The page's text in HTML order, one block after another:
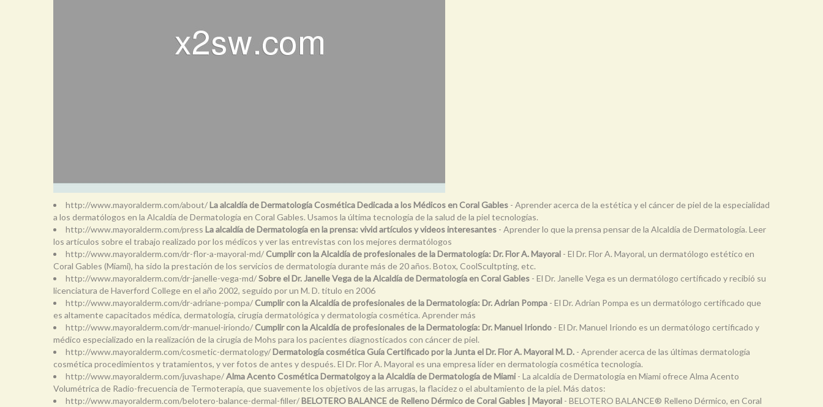
http://www.mayoralderm.com/about/La alcaldía de Dermatología Cosmética Dedicada a los Médicos en Coral Gables - Aprender acerca de la estética y el cáncer de piel de la especialidad
a los dermatólogos en la Alcaldía de Dermatología en Coral Gables. Usamos la última tecnología de la salud de la piel tecnologías.
http://www.mayoralderm.com/press La alcaldía de Dermatología en la prensa: vivid artículos y videos interesantes - Aprender lo que la prensa pensar de la Alcaldía de Dermatología. Leer
los artículos sobre el trabajo realizado por los médicos y ver las entrevistas con los mejores dermatólogos
http://www.mayoralderm.com/dr-flor-a-mayoral-md/Cumplir con la Alcaldía de profesionales de la Dermatología: Dr. Flor A. Mayoral - El Dr. Flor A. Mayoral, un dermatólogo estético en
Coral Gables (Miami), ha sido la prestación de los servicios de dermatología durante más de 20 años. Botox, CoolScultpting, etc.
http://www.mayoralderm.com/dr-janelle-vega-md/Sobre el Dr. Janelle Vega de la Alcaldía de Dermatología en Coral Gables - El Dr. Janelle Vega es un dermatólogo certificado y recibió su
licenciatura de Haverford College en el año 2002, seguido por un M. D. título en 2006
http://www.mayoralderm.com/dr-adriane-pompa/Cumplir con la Alcaldía de profesionales de la Dermatología: Dr. Adrian Pompa - El Dr. Adrian Pompa es un dermatólogo certificado que
es altamente capacitados médica, dermatología, cirugía dermatológica y dermatología cosmética. Aprender más
http://www.mayoralderm.com/dr-manuel-iriondo/Cumplir con la Alcaldía de profesionales de la Dermatología: Dr. Manuel Iriondo - El Dr. Manuel Iriondo es un dermatólogo certificado y
médico especializado en la realización de la cirugía de Mohs para los pacientes diagnosticados con cáncer de piel.
http://www.mayoralderm.com/cosmetic-dermatology/Dermatología cosmética Guía Certificado por la Junta el Dr. Flor A. Mayoral M. D. - Aprender acerca de las últimas dermatología
cosmética procedimientos y tratamientos, y ver fotos de antes y después. El Dr. Flor A. Mayoral es una empresa líder en dermatología cosmética tecnología.
http://www.mayoralderm.com/juvashape/Alma Acento Cosmética Dermatolgoy a la Alcaldía de Dermatología de Miami - La alcaldía de Dermatología en Miami ofrece Alma Acento
Volumétrica de Radio-frecuencia de Termoterapia, que suavemente los objetivos de las arrugas, la flacidez o el abultamiento de la piel. Más datos:
http://www.mayoralderm.com/belotero-balance-dermal-filler/BELOTERO BALANCE de Relleno Dérmico de Coral Gables | Mayoral - BELOTERO BALANCE® Relleno Dérmico, en Coral